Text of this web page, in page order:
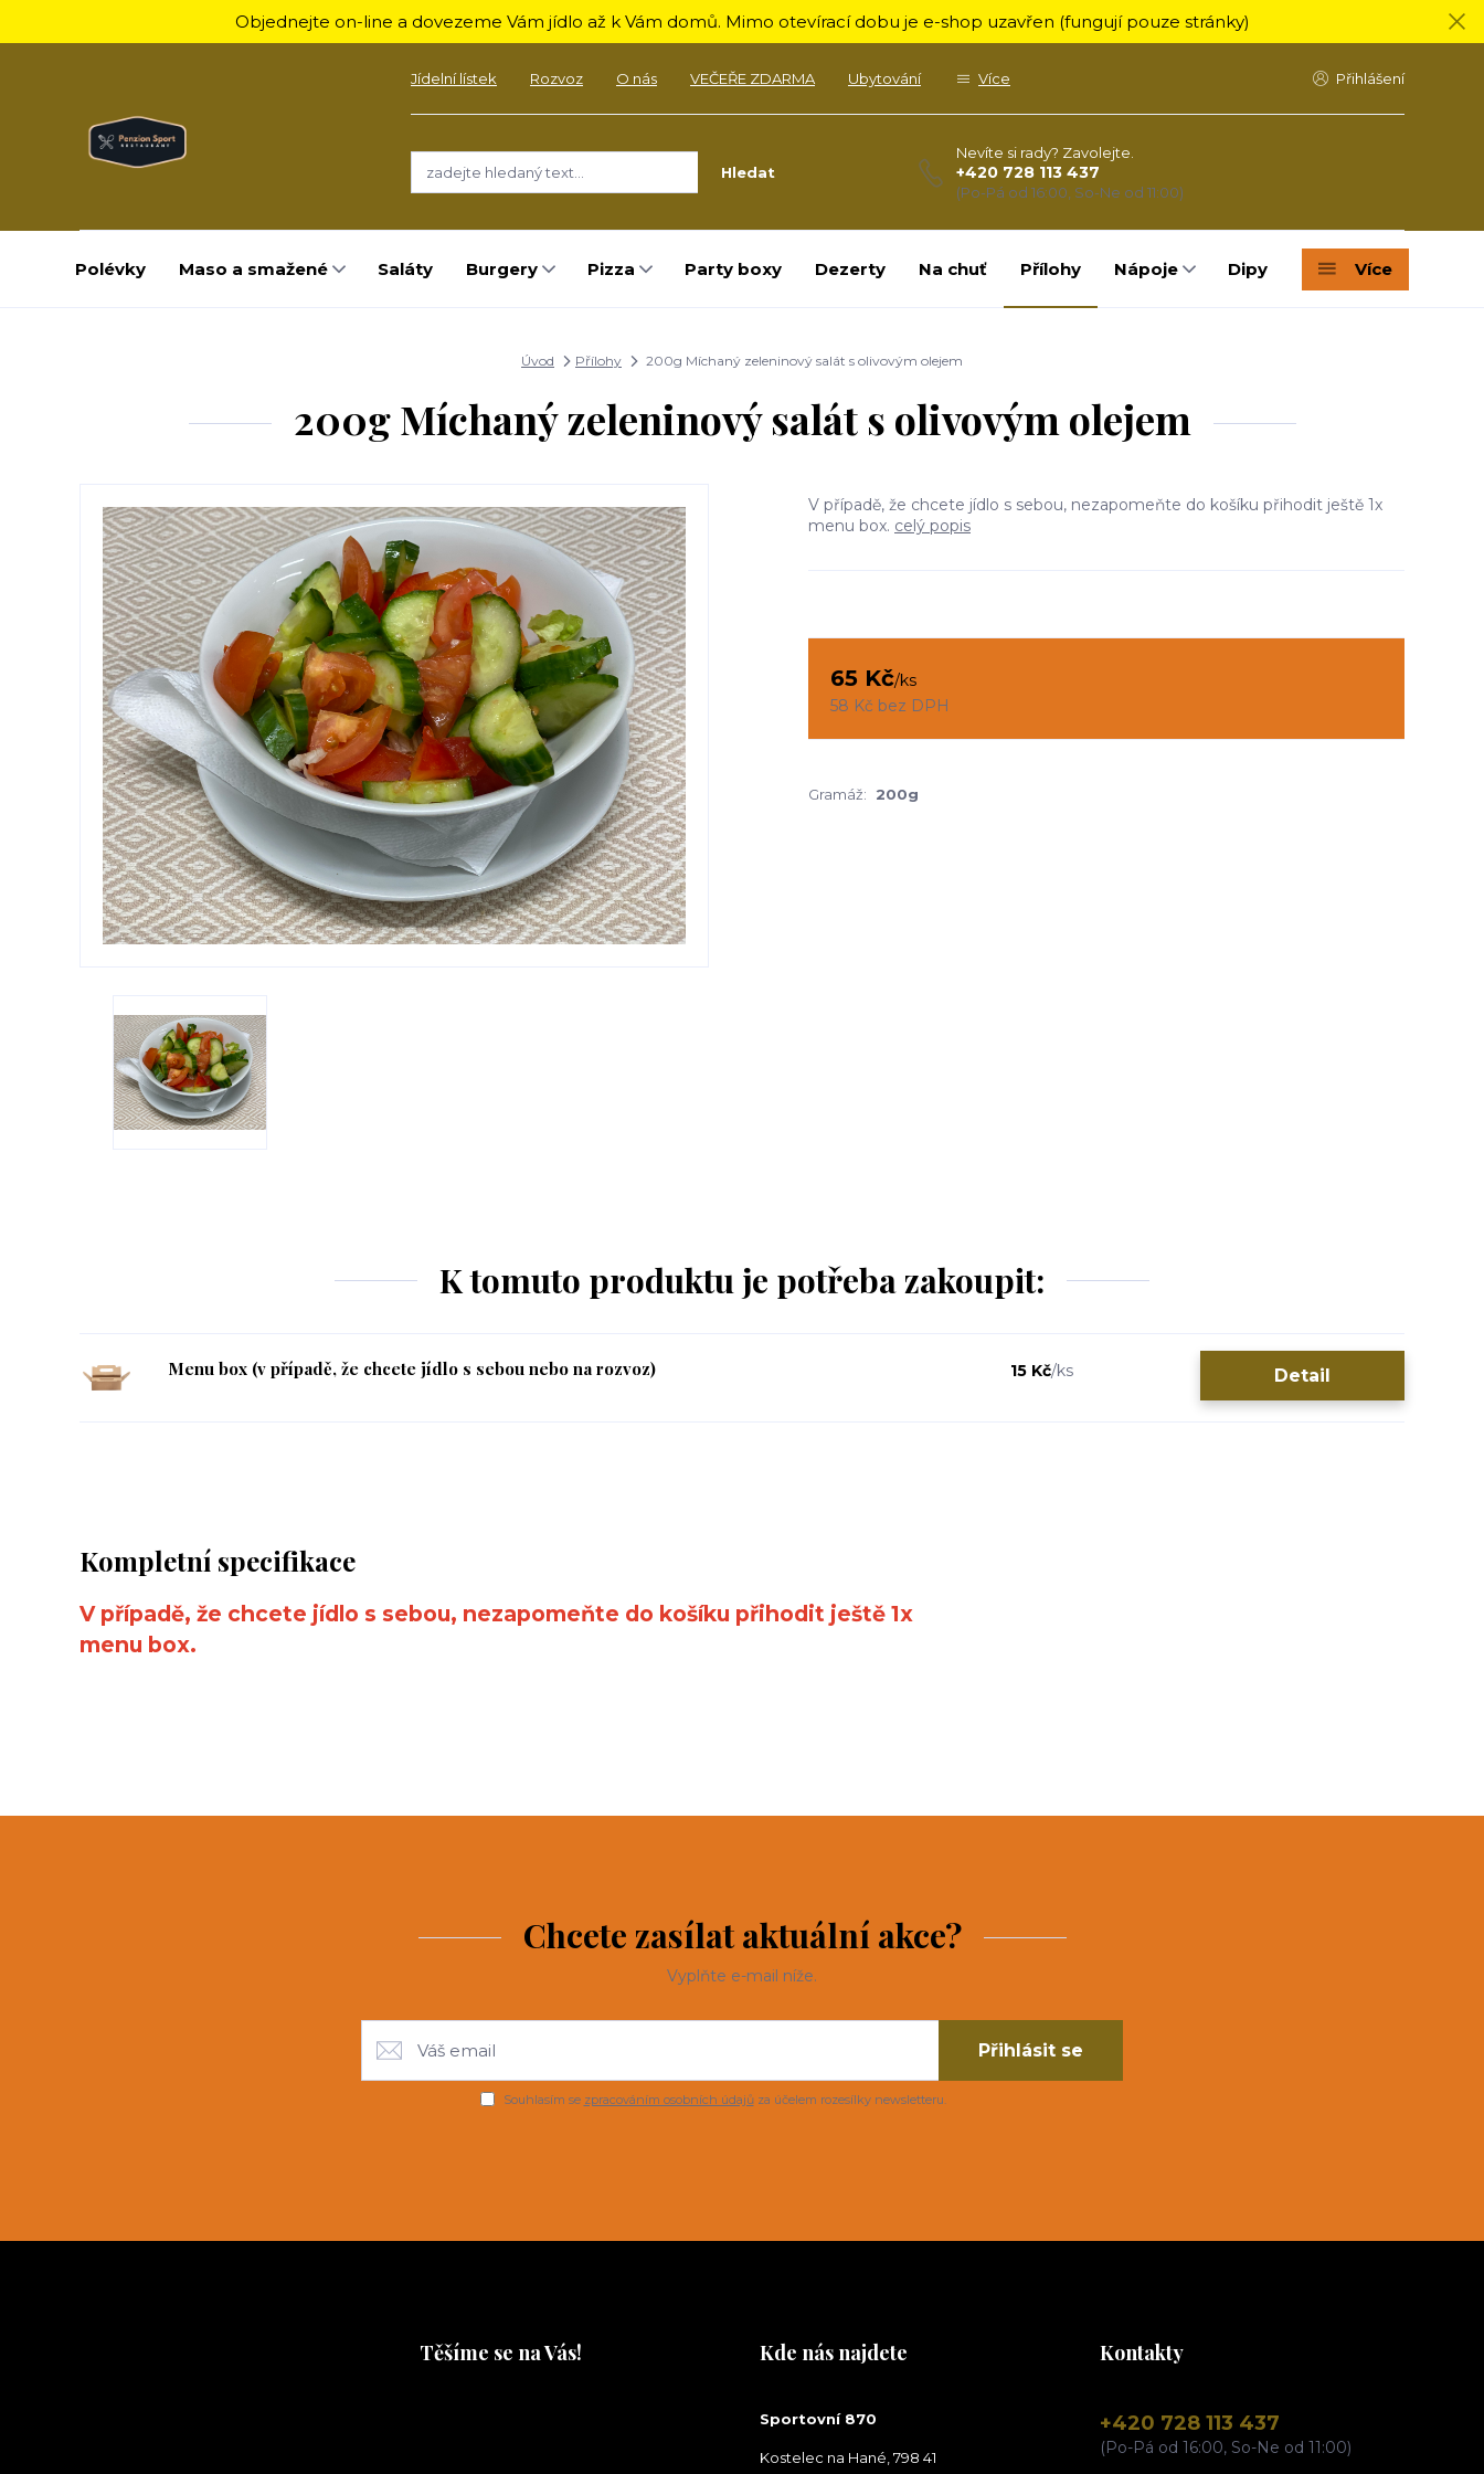
Objednejte on-line a dovezeme Vám jídlo až k Vám domů. Mimo otevírací dobu je e-shop uzavřen (fungují pouze stránky)
Jídelní lístek Rozvoz O nás VEČEŘE ZDARMA Ubytování Více Přihlášení
Hledat
Nevíte si rady? Zavolejte.
+420 728 113 437
(Po-Pá od 16:00, So-Ne od 11:00)
Polévky Maso a smažené Saláty Burgery Pizza Party boxy Dezerty Na chuť Přílohy Nápoje Dipy Více
Úvod Přílohy 200g Míchaný zeleninový salát s olivovým olejem
200g Míchaný zeleninový salát s olivovým olejem
V případě, že chcete jídlo s sebou, nezapomeňte do košíku přihodit ještě 1x
menu box. celý popis
65 Kč/ks
58 Kč bez DPH
Gramáž: 200g
K tomuto produktu je potřeba zakoupit:
Menu box (v případě, že chcete jídlo s sebou nebo na rozvoz) 15 Kč/ks Detail
Kompletní specifikace
V případě, že chcete jídlo s sebou, nezapomeňte do košíku přihodit ještě 1x
menu box.
Chcete zasílat aktuální akce?
Vyplňte e-mail níže.
Přihlásit se
Souhlasím se zpracováním osobních údajůza účelem rozesílky newsletteru.
Těšíme se na Vás! Kde nás najdete
Sportovní 870
Kostelec na Hané, 798 41
Kontakty
+420 728 113 437
(Po-Pá od 16:00, So-Ne od 11:00)